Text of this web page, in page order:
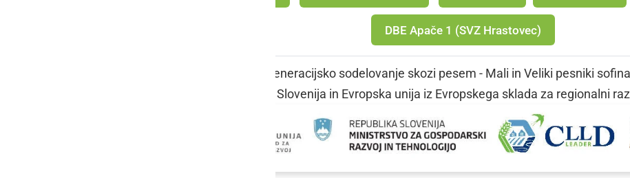
DBE Apače 1 (SVZ Hrastovec)
Projekt medgeneracijsko sodelovanje skozi pesem - Mali in Veliki pesniki
Slovenija in Evropska unija iz Evropskega sklada za regionalni